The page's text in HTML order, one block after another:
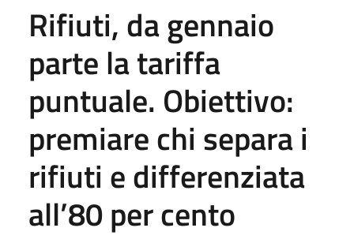
Rifiuti, da gennaio
parte la tariffa
puntuale. Obiettivo:
premiare chi separa i
rifiuti e differenziata
all’80 per cento